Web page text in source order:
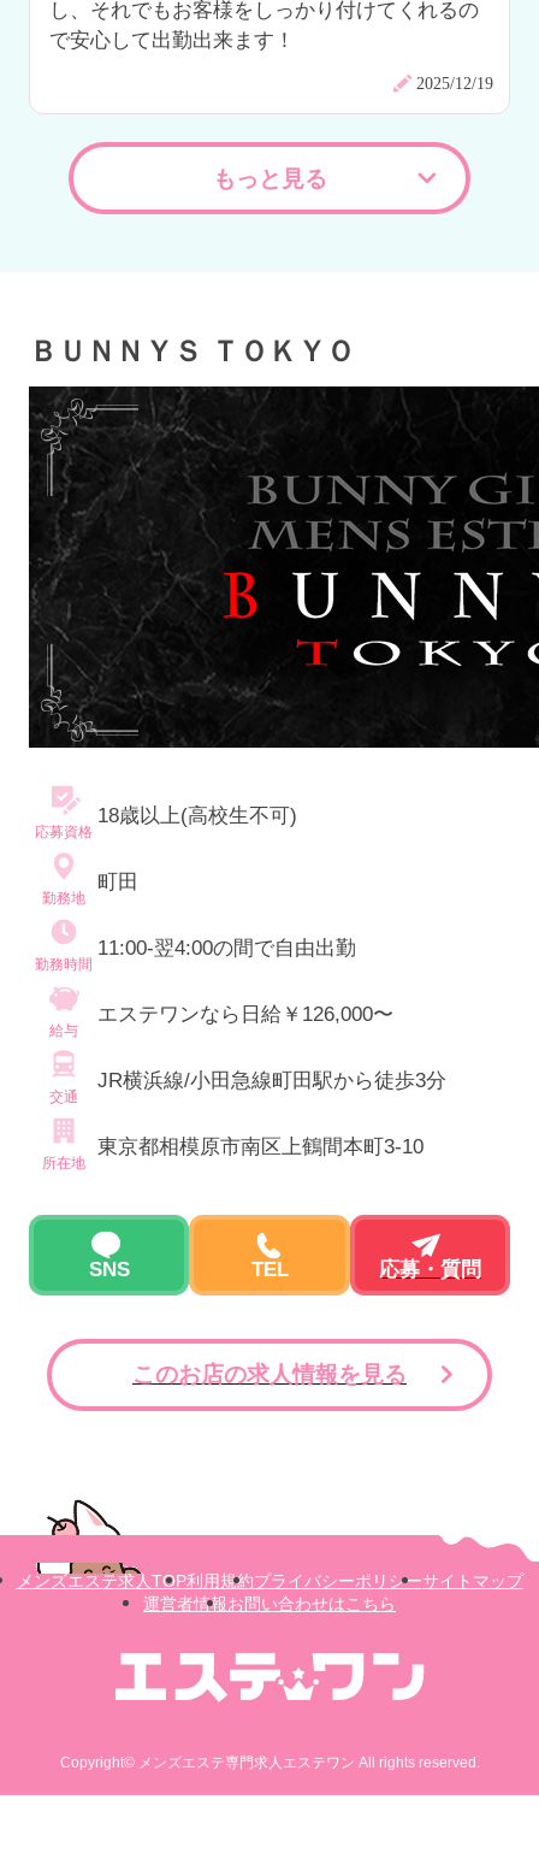
し、それでもお客様をしっかり付けてくれるの
で安心して出勤出来ます！
2025/12/19
もっと見る
ＢＵＮＮＹＳ ＴＯＫＹＯ
応募資格
18歳以上(高校生不可)
勤務地
町田
勤務時間
11:00-翌4:00の間で自由出勤
給与
エステワンなら日給￥126,000〜
交通
JR横浜線/小田急線町田駅から徒歩3分
所在地
東京都相模原市南区上鶴間本町3-10
SNS TEL 応募・質問
このお店の求人情報を見る
メンズエステ求人TOP利用規約プライバシーポリシーサイトマップ
運営者情報お問い合わせはこちら
Copyright© メンズエステ専門求人エステワン All rights reserved.